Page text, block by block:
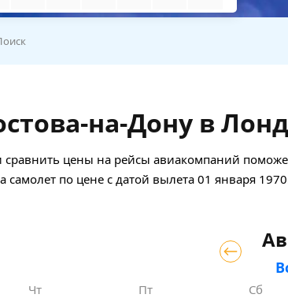
на-Дону в
цены на рейсы авиакомпаний
самолет по цене с датой вылета 01 января
Чт Пт Сб